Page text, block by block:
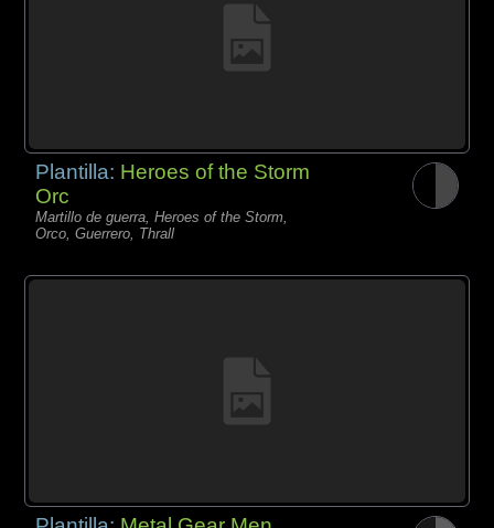
Plantilla: Heroes of the Storm
Orc
Martillo de guerra, Heroes of the Storm,
Orco, Guerrero, Thrall